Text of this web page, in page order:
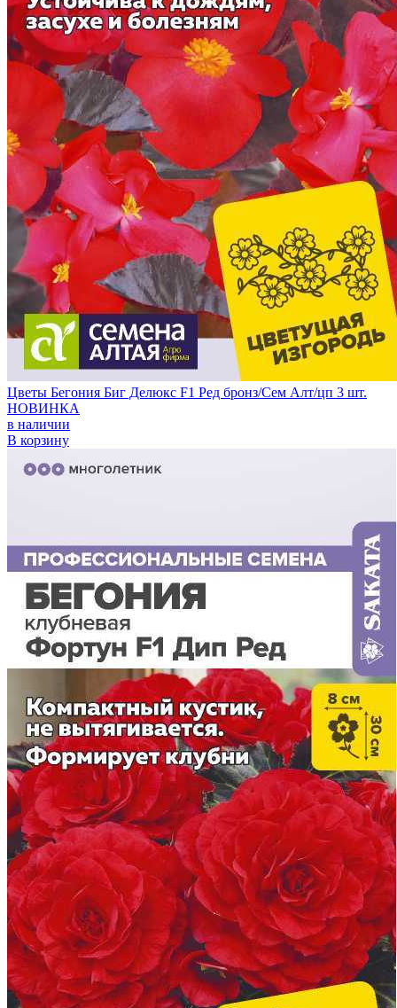
Цветы Бегония Биг Делюкс F1 Ред бронз/Сем Алт/цп 3 шт.
НОВИНКА
в наличии
В корзину